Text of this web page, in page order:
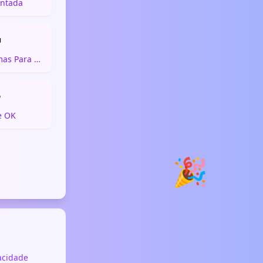
🎉
Mãos com Palmas Para Cima
OK